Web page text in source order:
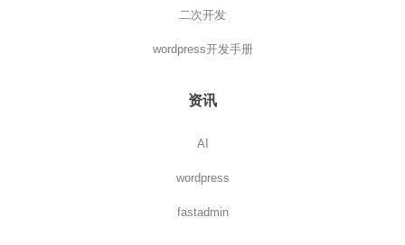
二次开发
wordpress开发手册
资讯
AI
wordpress
fastadmin